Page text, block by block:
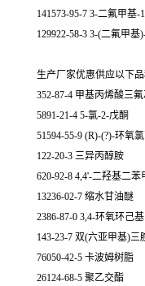
141573-95-7 3-二氟甲基
129922-58-3 3-(二氟甲
生产厂家优惠供应以下
352-87-4 甲基丙烯酸三
5891-21-4 5-氯-2-戊酮
51594-55-9 (R)-(?)-环氧
122-20-3 三异丙醇胺
620-92-8 4,4'-二羟基二苯
13236-02-7 缩水甘油醚
2386-87-0 3,4-环氧环己
143-23-7 双(六亚甲基)三
76050-42-5 卡波姆树脂
26124-68-5 聚乙交酯